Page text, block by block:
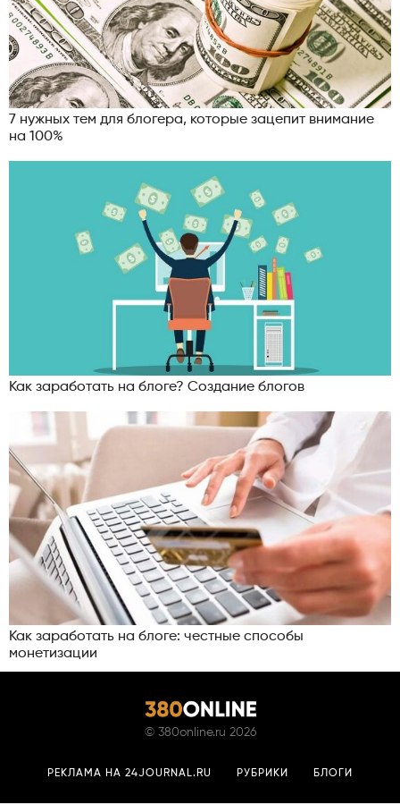
7 нужных тем для блогера, которые зацепит внимание
на 100%
Как заработать на блоге? Создание блогов
Как заработать на блоге: честные способы
монетизации
© 380online.ru 2026
РЕКЛАМА НА 24JOURNAL.RU РУБРИКИ БЛОГИ